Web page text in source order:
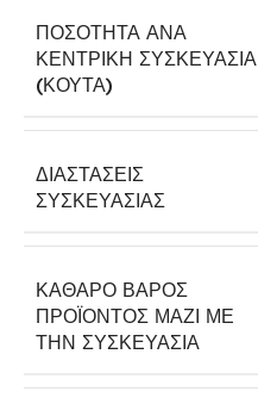
ΠΟΣΌΤΗΤΑ ΑΝΆ
ΚΕΝΤΡΙΚΉ ΣΥΣΚΕΥΑΣΊΑ
(ΚΟΎΤΑ)
ΔΙΑΣΤΆΣΕΙΣ
ΣΥΣΚΕΥΑΣΊΑΣ
ΚΑΘΑΡΌ ΒΆΡΟΣ
ΠΡΟΪΌΝΤΟΣ ΜΑΖΊ ΜΕ
ΤΗΝ ΣΥΣΚΕΥΑΣΊΑ